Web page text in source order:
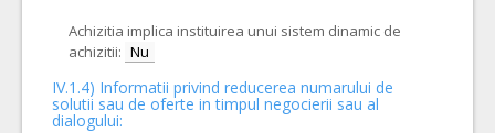
Achizitia implica instituirea unui sistem dinamic de
achizitii: Nu
IV.1.4) Informatii privind reducerea numarului de
solutii sau de oferte in timpul negocierii sau al
dialogului: